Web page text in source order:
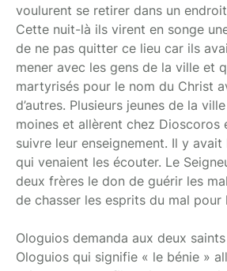
voulurent se retirer dans un
Cette nuit-là ils virent en songe
de ne pas quitter ce lieu car ils
mener avec les gens de la ville et
martyrisés pour le nom du Christ
d’autres. Plusieurs jeunes de la
moines et allèrent chez Dioscoros
suivre leur enseignement. Il y avait
qui venaient les écouter. Le
deux frères le don de guérir les
de chasser les esprits du mal pour
Ologuios demanda aux deux
Ologuios qui signifie « le bénie »